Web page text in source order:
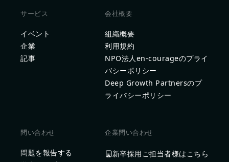
サービス
イベント
企業
記事
会社概要
組織概要
利用規約
NPO法人en-courageのプライ
バシーポリシー
Deep Growth Partnersのプ
ライバシーポリシー
問い合わせ
問題を報告する
企業問い合わせ
新卒採用ご担当者様はこちら